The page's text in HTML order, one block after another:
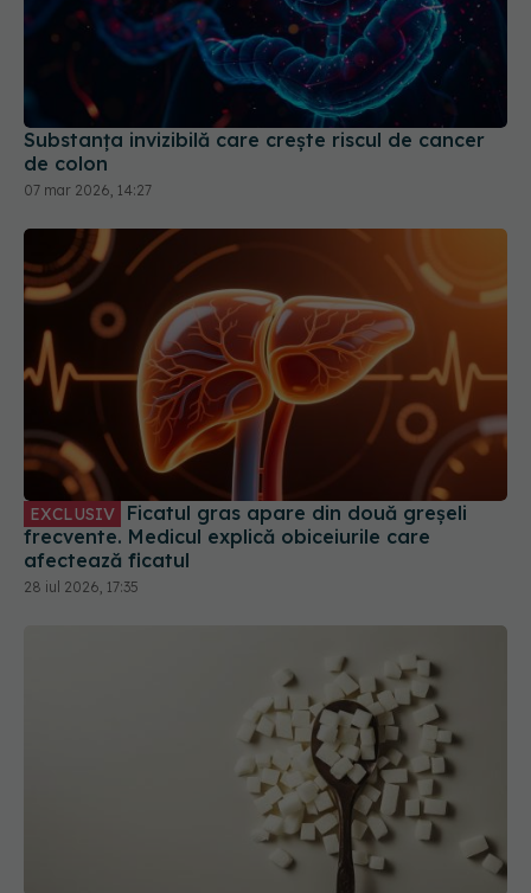
Substanța invizibilă care crește riscul de cancer
de colon
07 mar 2026, 14:27
EXCLUSIV Ficatul gras apare din două greșeli
frecvente. Medicul explică obiceiurile care
afectează ficatul
28 iul 2026, 17:35
Nu vei crede ce se întâmplă cu ficatul tău dacă